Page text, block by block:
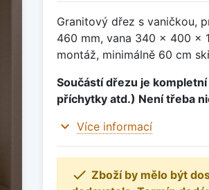
Granitový dřez s vaničkou,
460 mm, vana 340 x 400 x
montáž, minimálně 60 cm
Součástí dřezu je
příchytky atd.) Není třeba
expand_more Více informací
 Zboží by mělo být